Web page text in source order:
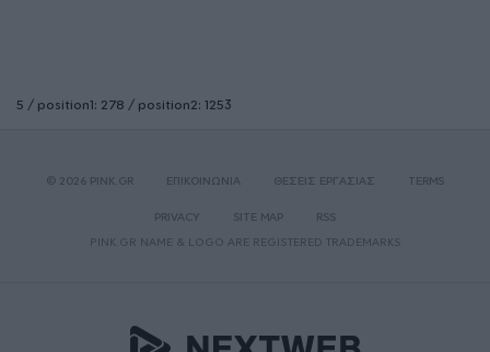
5 / position1: 278 / position2: 1253
© 2026 PINK.GR ΕΠΙΚΟΙΝΩΝΙΑ ΘΕΣΕΙΣ ΕΡΓΑΣΙΑΣ TERMS
PRIVACY SITE MAP
RSS
PINK.GR NAME & LOGO ARE REGISTERED TRADEMARKS